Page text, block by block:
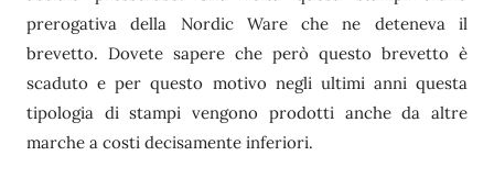
prerogativa della Nordic Ware che ne deteneva il
brevetto. Dovete sapere che però questo brevetto è
scaduto e per questo motivo negli ultimi anni questa
tipologia di stampi vengono prodotti anche da altre
marche a costi decisamente inferiori.